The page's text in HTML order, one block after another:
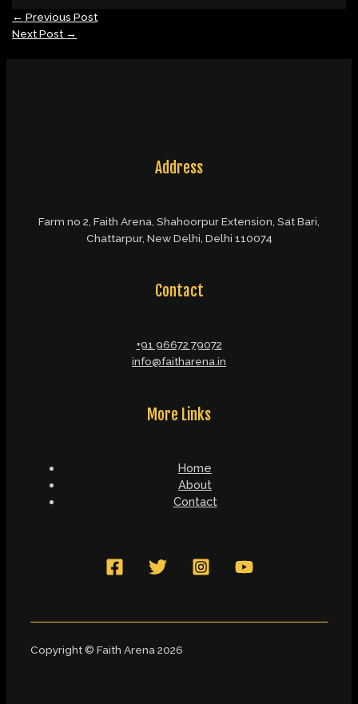
← Previous Post
Next Post →
Address
Farm no 2, Faith Arena, Shahoorpur Extension, Sat Bari,
Chattarpur, New Delhi, Delhi 110074
Contact
+91 96672 79072
info@faitharena.in
More Links
Home
About
Contact
Copyright © Faith Arena 2026